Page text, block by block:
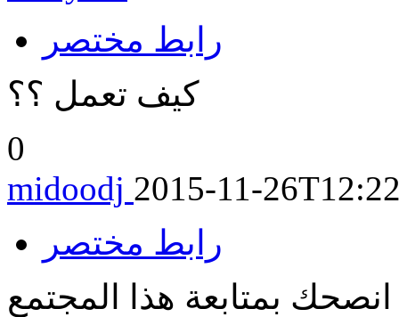
رابط مختصر
كيف تعمل ؟؟
0
midoodj 2015-11-
رابط مختصر
انصحك بمتابعة هذا المجتمع